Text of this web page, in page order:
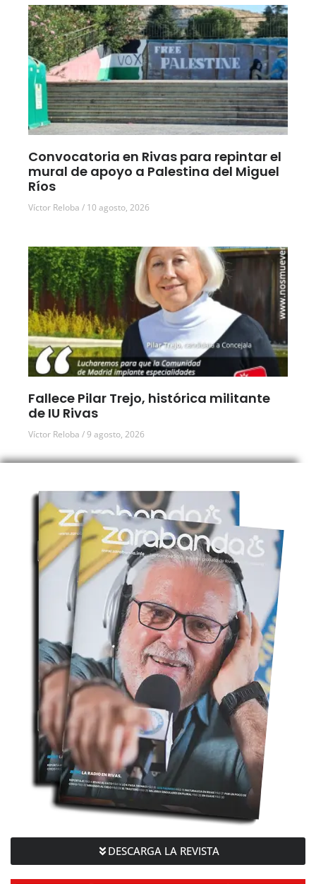
Convocatoria en Rivas para repintar el
mural de apoyo a Palestina del Miguel
Ríos
Víctor Reloba 10 agosto, 2026
Fallece Pilar Trejo, histórica militante
de IU Rivas
Víctor Reloba 9 agosto, 2026
DESCARGA LA REVISTA